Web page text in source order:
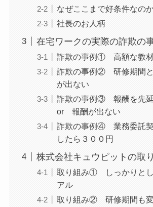
なぜここまで好条件なの
社長のお人柄
在宅ワークの実際の詐欺の
詐欺の事例① 高額な教材
詐欺の事例② 研修期間
が出ない
詐欺の事例③ 報酬を先延
or 報酬が出ない
詐欺の事例④ 業務委託
したら３００円
株式会社キュウピットの取
取り組み① しっかりとし
アル
取り組み② 研修期間も